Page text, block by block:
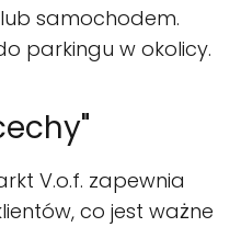
samochodem.
parkingu w okolicy.
V.o.f. zapewnia
co jest ważne